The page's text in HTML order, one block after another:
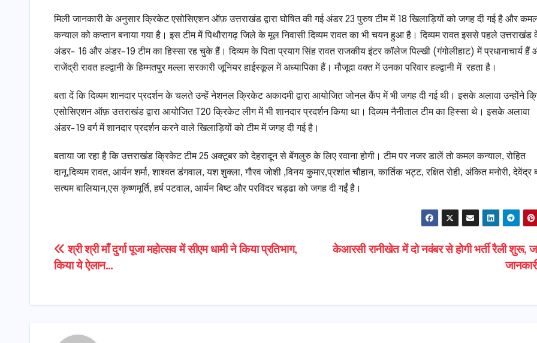
मिली जानकारी के अनुसार क्रिकेट एसोसिएशन ऑफ़ उत्तराखंड द्वारा घोषित की गई अंडर 23 पुरुष टीम में 18 खिलाड़ियों को जगह दी गई है और
कन्याल को कप्तान बनाया गया है। इस टीम में पिथौरागढ़ जिले के मूल निवासी दिव्यम रावत का भी चयन हुआ है। दिव्यम रावत इससे पहले उत्तराखंड
अंडर- 16 और अंडर-19 टीम का हिस्सा रह चुके हैं। दिव्यम के पिता प्रयाग सिंह रावत राजकीय इंटर कॉलेज पिल्खी (गंगोलीहाट) में प्रधानाचार्य हैं
राजेंद्री रावत हल्द्वानी के हिम्मतपुर मल्ला सरकारी जूनियर हाईस्कूल में अध्यापिका हैं। मौजूदा वक्त में उनका परिवार हल्द्वानी में रहता है।
बता दें कि दिव्यम शानदार प्रदर्शन के चलते उन्हें नेशनल क्रिकेट अकादमी द्वारा आयोजित जोनल कैंप में भी जगह दी गई थी। इसके अलावा उन्होंने
एसोसिएशन ऑफ़ उत्तराखंड द्वारा आयोजित T20 क्रिकेट लीग में भी शानदार प्रदर्शन किया था। दिव्यम नैनीताल टीम का हिस्सा थे। इसके अलावा
अंडर-19 वर्ग में शानदार प्रदर्शन करने वाले खिलाड़ियों को टीम में जगह दी गई है।
बताया जा रहा है कि उत्तराखंड क्रिकेट टीम 25 अक्टूबर को देहरादून से बेंगलुरु के लिए रवाना होगी। टीम पर नजर डालें तो कमल कन्याल, रोहित
दानू,दिव्यम रावत, आर्यन शर्मा, शाश्वत डंगवाल, यश शुक्ला, गौरव जोशी ,विनय कुमार,प्रशांत चौहान, कार्तिक भट्ट, रक्षित रोही, अंकित मनोरी, देवेंद्र
सत्यम बालियान,एस कृष्णमूर्ति, हर्ष पटवाल, आर्यन बिष्ट और परविंदर चड्ढा को जगह दी गईं है।
Post
navigation
केआरसी रानीखेत में दो नवंबर से होगी भर्ती रैली शुरू,
श्री श्री माँ दुर्गा पूजा महोत्सव में सीएम धामी ने किया प्रतिभाग,
किया ये ऐलान…